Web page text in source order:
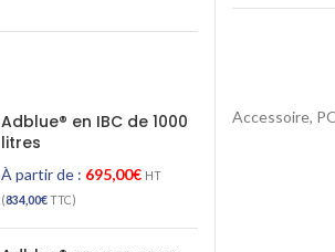
Accessoire,
Adblue® en IBC de 1000
litres
À partir de : 695,00€ HT
(834,00€TTC)